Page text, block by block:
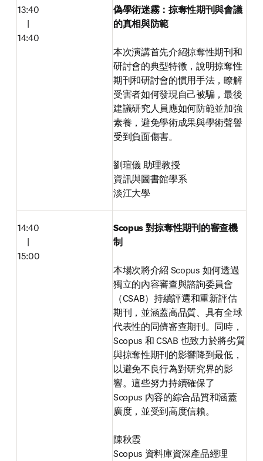
13:40
|
14:40
偽學術迷霧：掠奪性期刊與會議
的真相與防範
本次演講首先介紹掠奪性期刊和
研討會的典型特徵，說明掠奪性
期刊和研討會的慣用手法，瞭解
受害者如何發現自己被騙，最後
建議研究人員應如何防範並加強
素養，避免學術成果與學術聲譽
受到負面傷害。
劉瑄儀 助理教授
資訊與圖書館學系
淡江大學
14:40
|
15:00
Scopus 對掠奪性期刊的審查機
制
本場次將介紹 Scopus 如何透過
獨立的內容審查與諮詢委員會
（CSAB）持續評選和重新評估
期刊，並涵蓋高品質、具有全球
代表性的同儕審查期刊。同時，
Scopus 和 CSAB 也致力於將劣質
與掠奪性期刊的影響降到最低，
以避免不良行為對研究界的影
響。這些努力持續確保了
Scopus 內容的綜合品質和涵蓋
廣度，並受到高度信賴。
陳秋霞
Scopus 資料庫資深產品經理